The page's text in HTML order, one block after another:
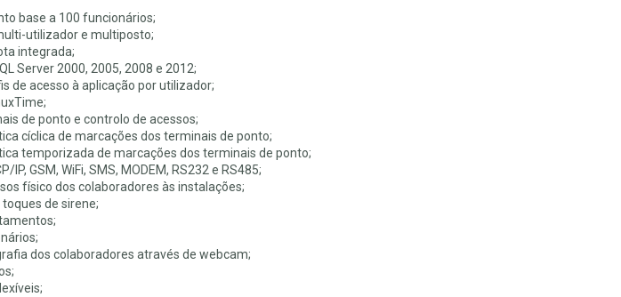
base a 100 funcionários;
utilizador e multiposto;
integrada;
Server 2000, 2005, 2008 e 2012;
de acesso à aplicação por utilizador;
de ponto e controlo de acessos;
cíclica de marcações dos terminais de ponto;
temporizada de marcações dos terminais de ponto;
IP, GSM, WiFi, SMS, MODEM, RS232 e RS485;
físico dos colaboradores às instalações;
de sirene;
dos colaboradores através de webcam;